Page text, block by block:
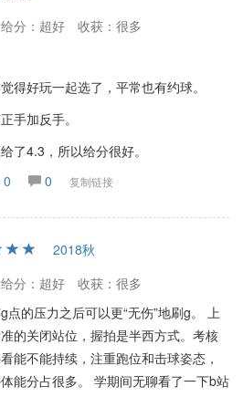
给分：超好
收获：很多
得好玩一起选了，平常也有约球。
手加反手。
了4.3，所以给分很好。
0 0 复制链接
2018秋
给分：超好
收获：很多
的压力之后可以更“无伤”地刷g。 上
的关闭站位，握拍是半西方式。考核
能不能持续，注重跑位和击球姿态，
能分占很多。 学期间无聊看了一下b站